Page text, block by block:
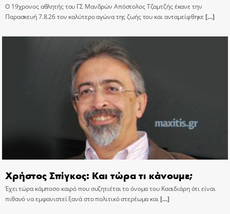
Ο 19χρονος αθλητής του ΓΣ Μανδρών Απόστολος Τζαμτζής έκανε την
Παρασκευή 7.8.26 τον καλύτερο αγώνα της ζωής του και ανταμείφθηκε[…]
Χρήστος Σπίγκος: Και τώρα τι κάνουμε;
Έχει τώρα κάμποσο καιρό που συζητιέται το όνομα του Κασιδιάρη ότι είναι
πιθανό να εμφανιστεί ξανά στο πολιτικό στερέωμα και[…]